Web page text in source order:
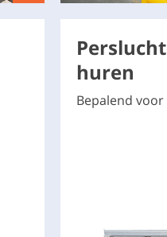
huren
Bepalend